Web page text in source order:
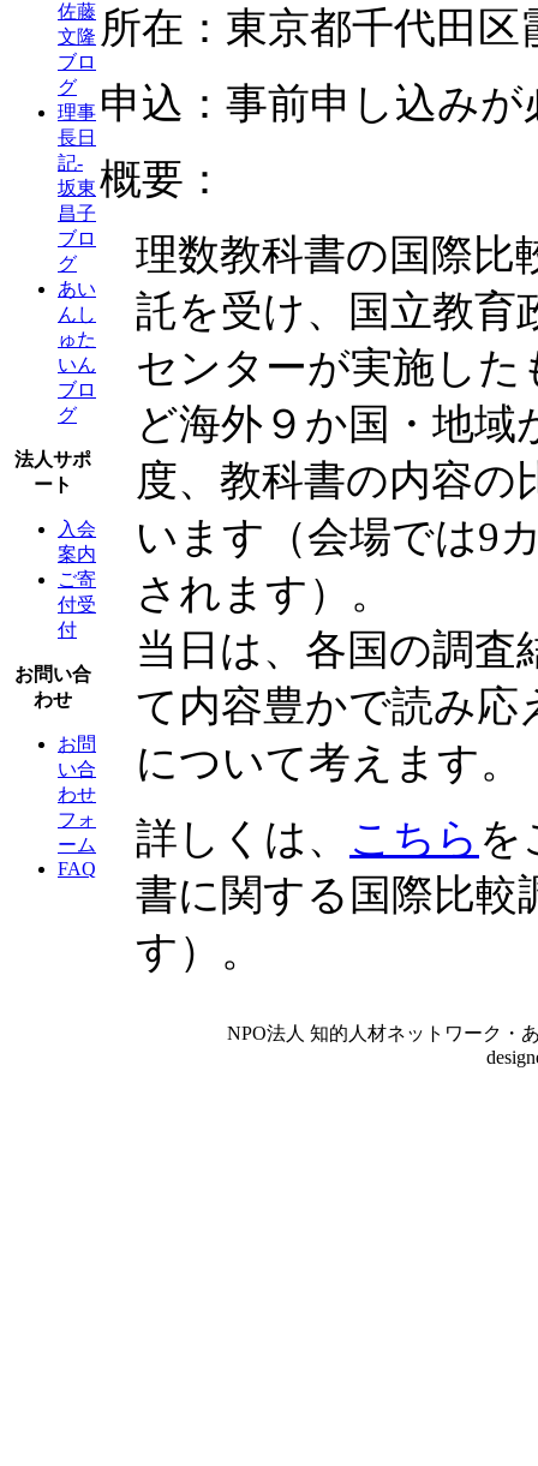
佐藤
文隆
ブロ
グ
理事
長日
記-
坂東
昌子
ブロ
グ
あい
んし
ゅた
いん
ブロ
グ
法人サポ
ート
入会
案内
ご寄
付受
付
お問い合
わせ
お問
い合
わせ
フォ
ーム
FAQ
所在：東京都千代田区
申込：事前申し込み
概要：
理数教科書の国際比
託を受け、国立教育
センターが実施し
ど海外９か国・地域
度、教科書の内容
います（会場では9
されます）。
当日は、各国の調査
て内容豊かで読み応
について考えます。
詳しくは、
こちら を
書に関する国際比較
す）。
NPO法人 知的人材ネットワーク・